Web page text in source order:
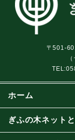
〒501-
TEL:
ホーム
ぎふの木ネット